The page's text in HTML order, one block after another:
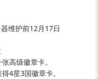
维护前12月17日
高级徽章卡。
4星3国徽章卡。